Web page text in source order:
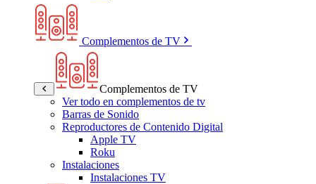
Complementos de TV
Complementos de TV
Ver todo en complementos de tv
Barras de Sonido
Reproductores de Contenido Digital
Apple TV
Roku
Instalaciones
Instalaciones TV